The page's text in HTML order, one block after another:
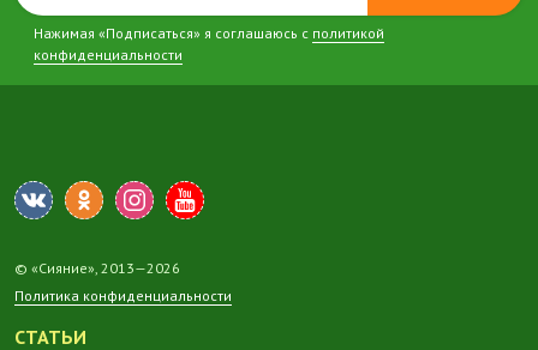
Нажимая «Подписаться» я соглашаюсь с политикой
конфиденциальности
© «Сияние», 2013—2026
Политика конфиденциальности
СТАТЬИ